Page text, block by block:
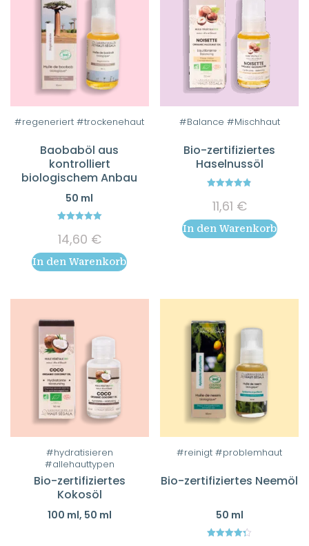
#regeneriert #trockenehaut
Baobaböl aus
kontrolliert
biologischem Anbau
50 ml
out of 5
14,60 €
In den Warenkorb
#Balance #Mischhaut
Bio-zertifiziertes
Haselnussöl
out of 5
11,61 €
In den Warenkorb
#hydratisieren
#allehauttypen
Bio-zertifiziertes
Kokosöl
100 ml, 50 ml
Dieses
Produkt
weist
mehrere
Varianten
#reinigt #problemhaut
Bio-zertifiziertes Neemöl
50 ml